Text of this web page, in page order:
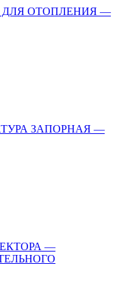
ДЛЯ ОТОПЛЕНИЯ —
ЗАПОРНАЯ —
—